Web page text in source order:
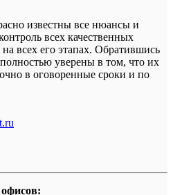
известны все нюансы и
всех качественных
всех его этапах. Обратившись
уверены в том, что их
в оговоренные сроки и по